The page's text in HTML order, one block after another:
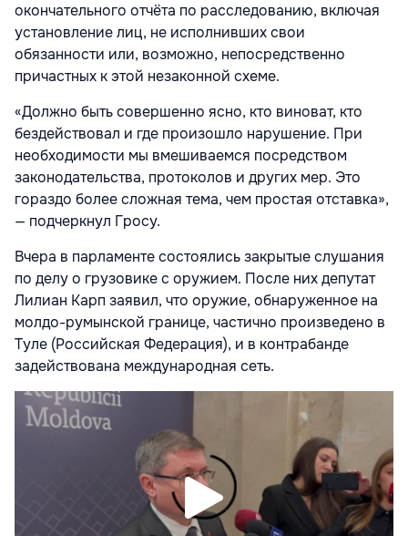
окончательного отчёта по расследованию, включая
установление лиц, не исполнивших свои
обязанности или, возможно, непосредственно
причастных к этой незаконной схеме.
«Должно быть совершенно ясно, кто виноват, кто
бездействовал и где произошло нарушение. При
необходимости мы вмешиваемся посредством
законодательства, протоколов и других мер. Это
гораздо более сложная тема, чем простая отставка»,
— подчеркнул Гросу.
Вчера в парламенте состоялись закрытые слушания
по делу о грузовике с оружием. После них депутат
Лилиан Карп заявил, что оружие, обнаруженное на
молдо-румынской границе, частично произведено в
Туле (Российская Федерация), и в контрабанде
задействована международная сеть.